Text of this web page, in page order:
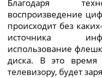
Благодаря
воспроизведение
происходит без
источника
использование
диска. В это время
телевизору, будет